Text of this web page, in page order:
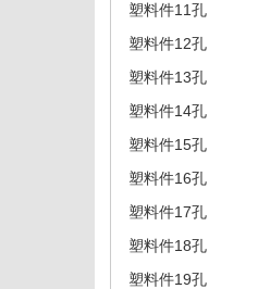
塑料件11孔
塑料件12孔
塑料件13孔
塑料件14孔
塑料件15孔
塑料件16孔
塑料件17孔
塑料件18孔
塑料件19孔